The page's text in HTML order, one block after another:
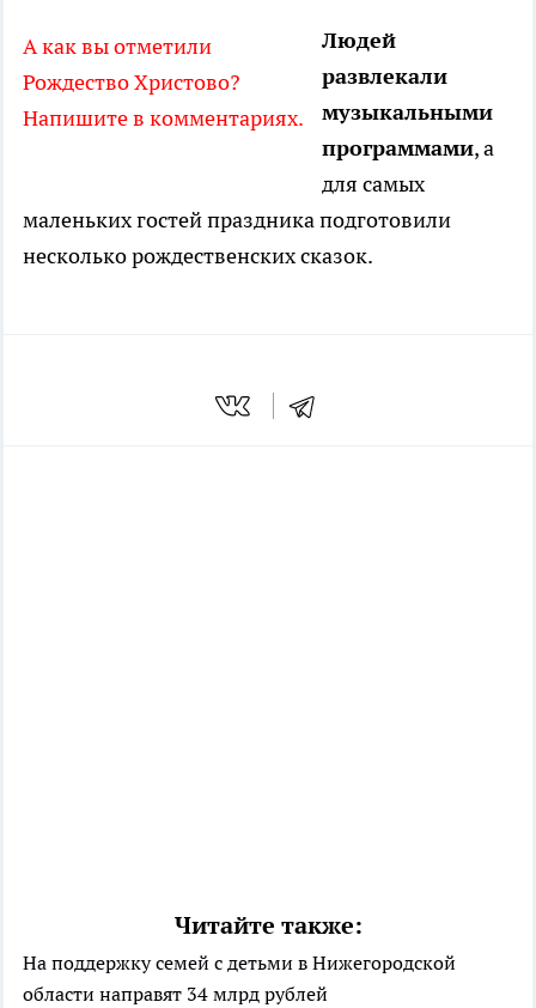
А как вы отметили
Рождество Христово?
Напишите в комментариях.
Людей
развлекали
музыкальными
программами, а
для самых
маленьких гостей праздника подготовили
несколько рождественских сказок.
Читайте также:
На поддержку семей с детьми в Нижегородской
области направят 34 млрд рублей